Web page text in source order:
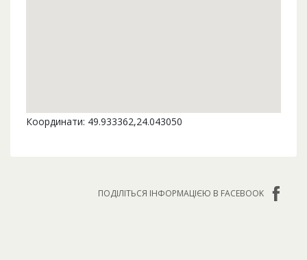
Координати: 49.933362,24.043050
ПОДІЛІТЬСЯ ІНФОРМАЦІЄЮ В FACEBOOK